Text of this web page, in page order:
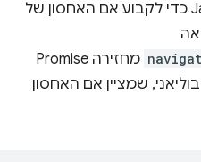
אפשר להשתמש ב-JavaScript כדי לקבוע אם האחסון של
מחזירה Promise
שמציין אם האחסון